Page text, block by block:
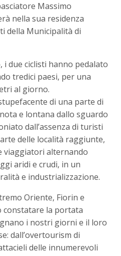
Massimo
nella sua residenza
della Municipalità di
i due ciclisti hanno pedalato
tredici paesi, per una
al giorno.
di una parte di
e lontana dallo sguardo
dall’assenza di turisti
delle località raggiunte,
viaggiatori alternando
aridi e crudi, in un
e industrializzazione.
Oriente, Fiorin e
constatare la portata
i nostri giorni e il loro
dall’overtourism di
delle innumerevoli